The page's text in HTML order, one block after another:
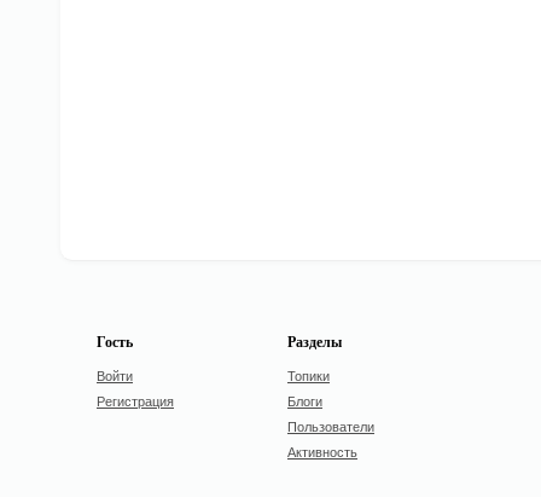
Гость
Войти
Регистрация
Разделы
Топики
Блоги
Пользователи
Активность